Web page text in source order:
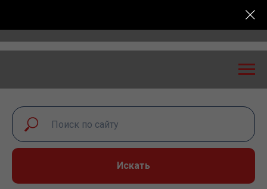
экспертный диалог – 2026» пройдет в Самаре
Искать